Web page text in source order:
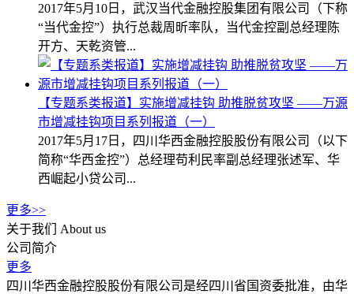
2017年5月10日，武汉当代金融控股集团有限公司（下称
“当代金控”）执行总裁周昕率队，当代金控副总经理陈
开方、天乾资管...
【专题系类报道】实施增减挂钩 助推脱贫攻坚 ——万源
市增减挂钩项目系列报道（一）
2017年5月17日，四川华西金融控股股份有限公司（以下
简称“华西金控”）总经理苟利民率副总经理张述军、华
西崛起小贷公司...
更多>>
关于我们
About us
公司简介
更多
四川华西金融控股股份有限公司是经四川省国资委批准，由华